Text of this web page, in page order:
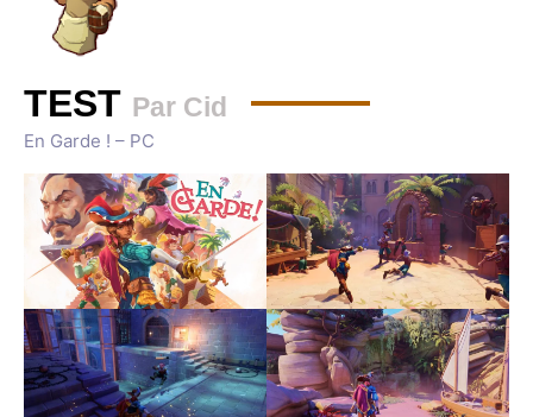
TEST Par Cid
En Garde ! – PC